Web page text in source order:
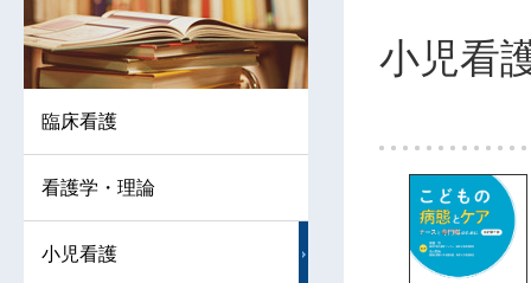
小児看
臨床看護
看護学・理論
小児看護